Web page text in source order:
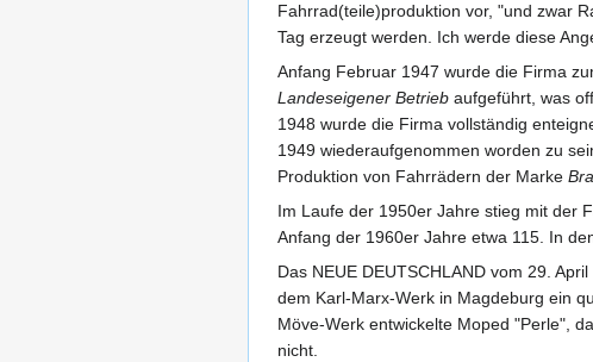
Fahrrad(teile)produktion vor, "und zwar
Tag erzeugt werden. Ich werde diese
Anfang Februar 1947 wurde die Firma
Landeseigener Betrieb aufgeführt, was
1948 wurde die Firma vollständig
1949 wiederaufgenommen worden zu
Produktion von Fahrrädern der Marke
Im Laufe der 1950er Jahre stieg mit der
Anfang der 1960er Jahre etwa 115. In
Das NEUE DEUTSCHLAND vom 29.
dem Karl-Marx-Werk in Magdeburg ein
Möve-Werk entwickelte Moped "Perle",
nicht.